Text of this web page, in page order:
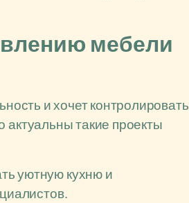
мебели
и хочет контролировать
такие проекты
уютную кухню и